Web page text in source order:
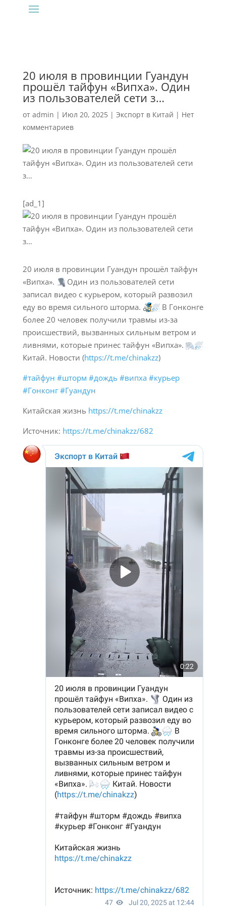
20 июля в провинции Гуандун
прошёл тайфун «Випха». Один
из пользователей сети з…
от admin | Июл 20, 2025| Экспорт в Китай | Нет
комментариев
[ad_1]
20 июля в провинции Гуандун прошёл тайфун
«Випха».
Один из пользователей сети
записал видео с курьером, который развозил
еду во время сильного шторма.
В Гонконге
более 20 человек получили травмы из-за
происшествий, вызванных сильным ветром и
ливнями, которые принес тайфун «Випха».
Китай. Новости (https://t.me/chinakzz)
#тайфун #шторм #дождь #випха #курьер
#Гонконг #Гуандун
Китайская жизнь https://t.me/chinakzz
Источник: https://t.me/chinakzz/682